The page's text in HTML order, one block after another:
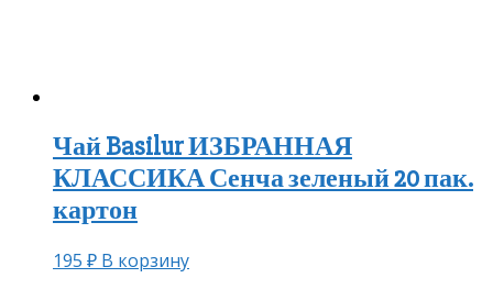
Чай Basilur ИЗБРАННАЯ
КЛАССИКА Сенча зеленый 20 пак.
картон
195 ₽ В корзину